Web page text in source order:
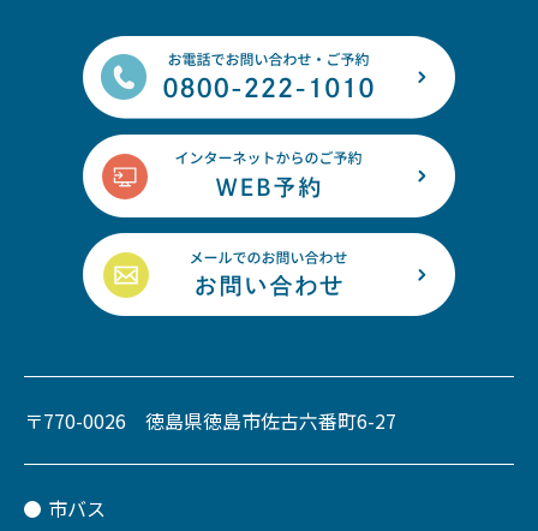
〒770-0026 徳島県徳島市佐古六番町6-27
市バス